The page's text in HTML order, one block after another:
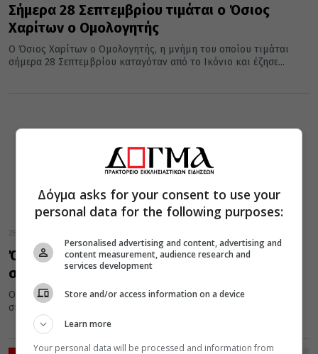
Σήμερα 28 Σεπτεμβρίου τιμάται ο Όσιος
Χαρίτων ο Ομολογητής
Ο Όσιος Χαρίτων ο Ομολογητής, η μνήμη του οποίου τιμάται
σήμερα 28 Σεπτεμβρίου καταγόταν από το Ικόνιο και έζησε...
28 Σεπτεμβρίου 2016
Όσιος Χαρίτων ο Ομολογητής, τιμάται
σήμερα 28 Σεπτεμβρίου
Ο Όσιος Χαρίτων ο Ομολογητής, η μνήμη του οποίου τιμάται
σήμερα 28 Σεπτεμβρίου καταγόταν από το Ικόνιο και έζησε...
Δόγμα asks for your consent to use your
personal data for the following purposes:
Personalised advertising and content, advertising and
content measurement, audience research and
services development
Store and/or access information on a device
Learn more
Your personal data will be processed and information from